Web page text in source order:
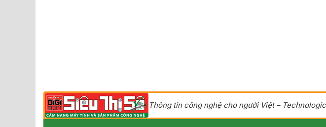
Thông tin công nghệ cho người Việt –